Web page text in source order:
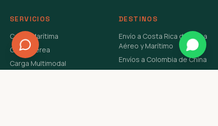
SERVICIOS
Carga Marítima
Carga Aérea
Carga Multimodal
DESTINOS
Envío a Costa Rica de China
Aéreo y Marítimo
Envíos a Colombia de China